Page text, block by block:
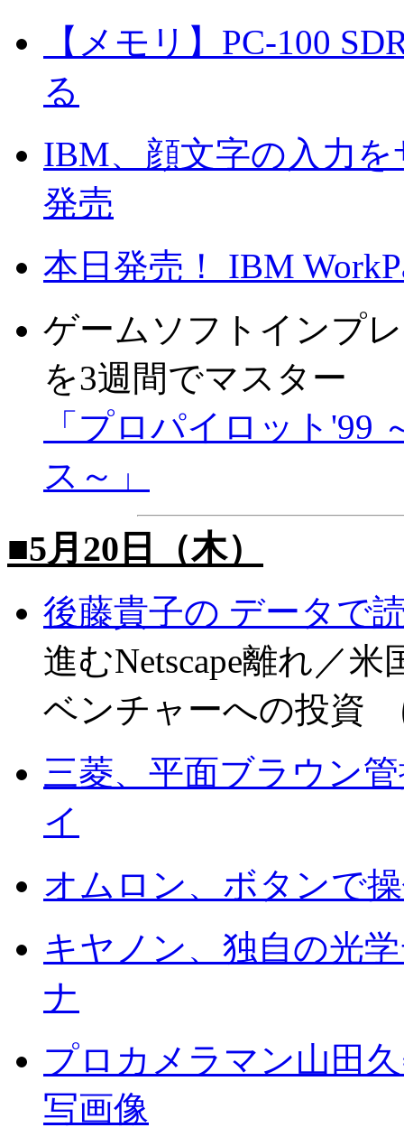
【メモリ】PC-100
る
IBM、顔文字の入力を
発売
本日発売！ IBM
ゲームソフトインプ
を3週間でマスター
「プロパイロット'99
ス～」
■5月20日（木）
後藤貴子の データで
進むNetscape離れ／
ベンチャーへの投資
三菱、平面ブラウン
イ
オムロン、ボタンで
キヤノン、独自の光
ナ
プロカメラマン山田
写画像